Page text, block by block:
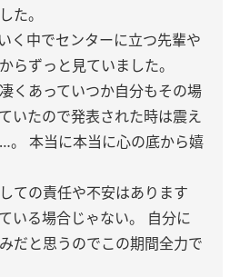
た。
く中でセンターに立つ先輩や
らずっと見ていました。
くあっていつか自分もその場
いたので発表された時は震え
本当に本当に心の底から嬉
ての責任や不安はあります
いる場合じゃない。
自分に
だと思うのでこの期間全力で